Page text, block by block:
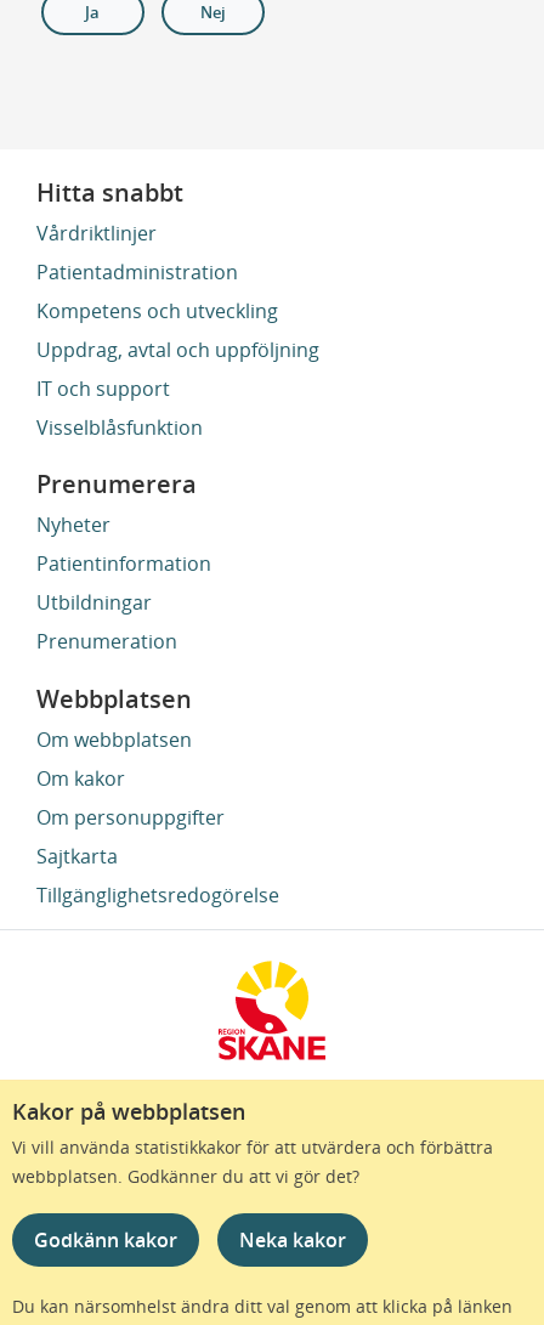
Kakor på webbplatsen
Vi vill använda statistikkakor för att utvärdera och förbättra
webbplatsen. Godkänner du att vi gör det?
Godkänn kakor Neka kakor
Du kan närsomhelst ändra ditt val genom att klicka på länken
Ja Nej
Hitta snabbt
Vårdriktlinjer
Patientadministration
Kompetens och utveckling
Uppdrag, avtal och uppföljning
IT och support
Visselblåsfunktion
Prenumerera
Nyheter
Patientinformation
Utbildningar
Prenumeration
Webbplatsen
Om webbplatsen
Om kakor
Om personuppgifter
Sajtkarta
Tillgänglighetsredogörelse
Region Skåne finns till för att alla som bor i Skåne
ska må bra och känna framtidstro. Genom
gränslösa samarbeten och omtanke skapas de
bästa förutsättningar för ett hälsosamt liv – inom
näringsliv, kollektivtrafik, kultur och hälso- och
sjukvård – i Skåne. Tillsammans gör vi livet mera
möjligt.